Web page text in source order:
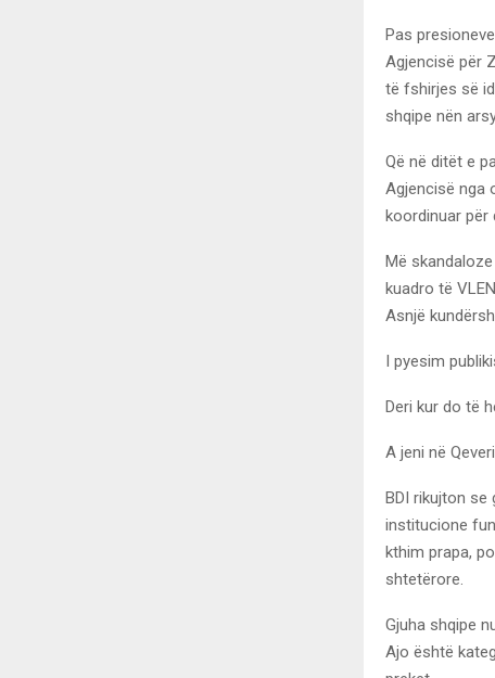
Pas
Agjencisë për
të fshirjes së
shqipe nën
Që në ditët e
Agjencisë nga
koordinuar për
Më
kuadro të
Asnjë
I pyesim
Deri kur do të
A jeni në
BDI rikujton se
institucione
kthim prapa,
shtetërore.
Gjuha shqipe
Ajo është